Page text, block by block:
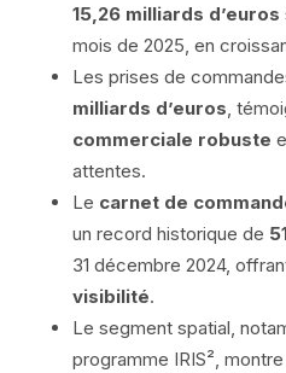
15,26 milliards d’euros
mois de 2025, en
Les prises de
milliards d’euros ,
commerciale robuste
attentes.
Le carnet de
un record historique de
31 décembre 2024,
visibilité.
Le segment spatial,
programme IRIS²,